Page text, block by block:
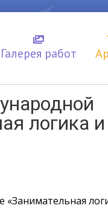
Галерея работ
логика и